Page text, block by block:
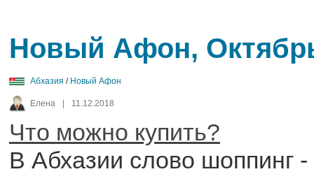
Новый Афон,
Абхазия / Новый Афон
Елена 11.12.2018
Что можно купить?
В Абхазии слово шоппинг